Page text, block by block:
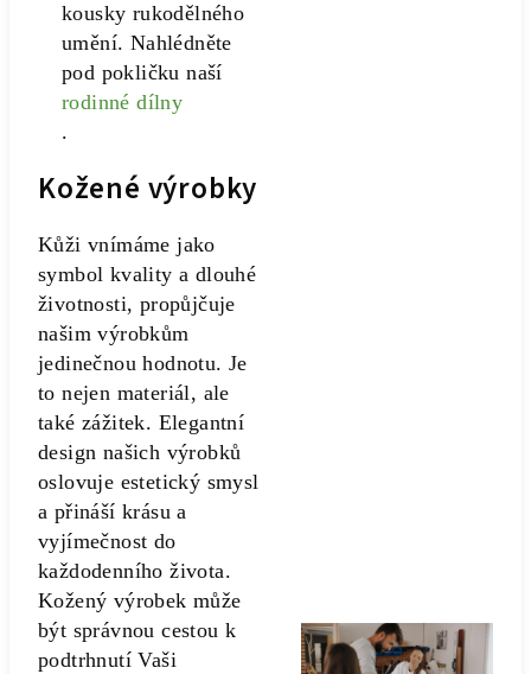
kousky rukodělného
umění. Nahlédněte
pod pokličku naší
rodinné dílny
.
Kožené výrobky
Kůži vnímáme jako
symbol kvality a dlouhé
životnosti, propůjčuje
našim výrobkům
jedinečnou hodnotu. Je
to nejen materiál, ale
také zážitek. Elegantní
design našich výrobků
oslovuje estetický smysl
a přináší krásu a
vyjímečnost do
každodenního života.
Kožený výrobek může
být správnou cestou k
podtrhnutí Vaši